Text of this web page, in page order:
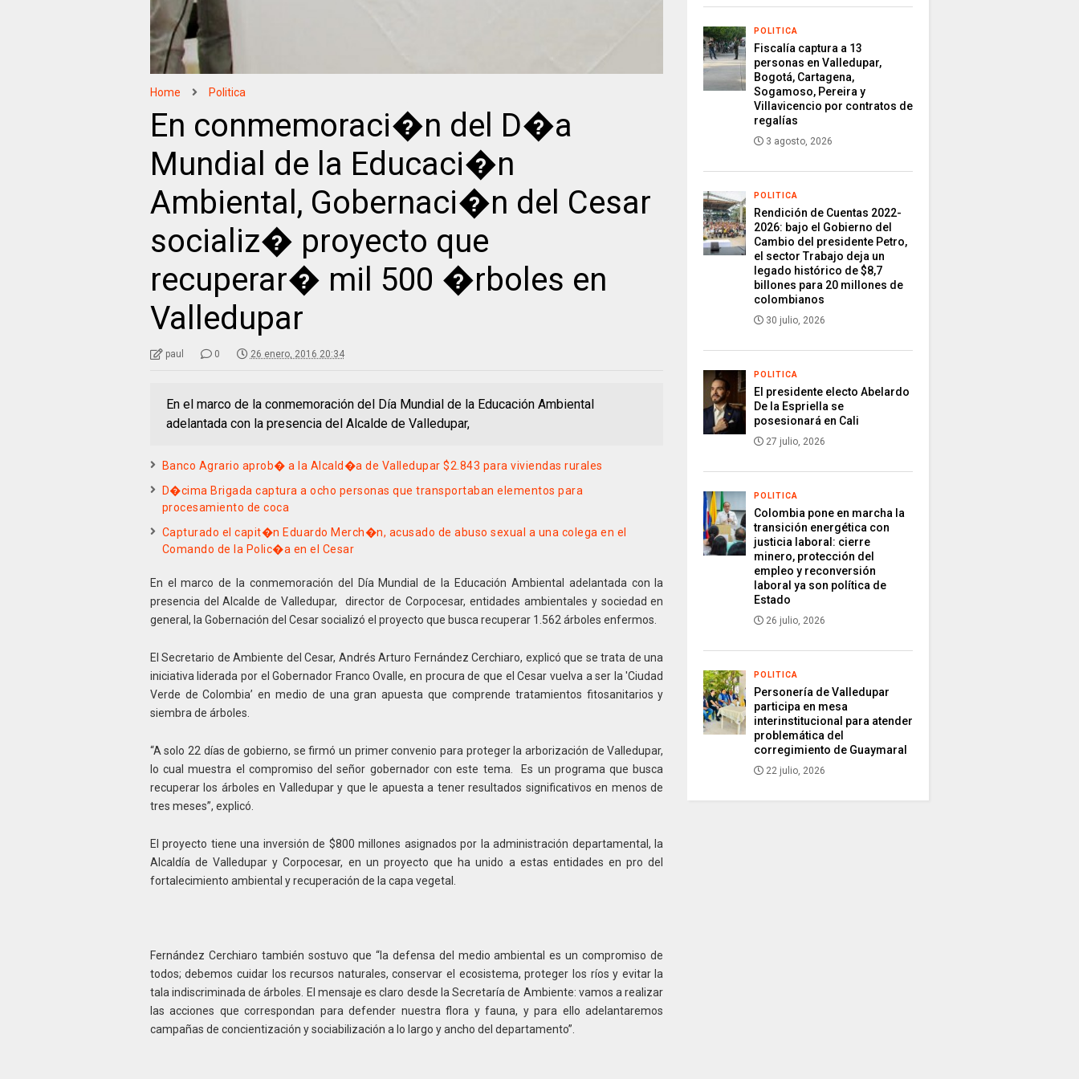
Home Politica
En conmemoraci�n del D�a
Mundial de la Educaci�n
Ambiental, Gobernaci�n del Cesar
socializ� proyecto que
recuperar� mil 500 �rboles en
Valledupar
paul 0 26 enero, 2016 20:34
En el marco de la conmemoración del Día Mundial de la Educación Ambiental
adelantada con la presencia del Alcalde de Valledupar,
Banco Agrario aprob� a la Alcald�a de Valledupar $2.843 para viviendas rurales
D�cima Brigada captura a ocho personas que transportaban elementos para
procesamiento de coca
Capturado el capit�n Eduardo Merch�n, acusado de abuso sexual a una colega en el
Comando de la Polic�a en el Cesar
En el marco de la conmemoración del Día Mundial de la Educación Ambiental adelantada con la
presencia del Alcalde de Valledupar, director de Corpocesar, entidades ambientales y sociedad en
general, la Gobernación del Cesar socializó el proyecto que busca recuperar 1.562 árboles enfermos.
El Secretario de Ambiente del Cesar, Andrés Arturo Fernández Cerchiaro, explicó que se trata de una
iniciativa liderada por el Gobernador Franco Ovalle, en procura de que el Cesar vuelva a ser la 'Ciudad
Verde de Colombia’ en medio de una gran apuesta que comprende tratamientos fitosanitarios y
siembra de árboles.
“A solo 22 días de gobierno, se firmó un primer convenio para proteger la arborización de Valledupar,
lo cual muestra el compromiso del señor gobernador con este tema. Es un programa que busca
recuperar los árboles en Valledupar y que le apuesta a tener resultados significativos en menos de
tres meses”, explicó.
El proyecto tiene una inversión de $800 millones asignados por la administración departamental, la
Alcaldía de Valledupar y Corpocesar, en un proyecto que ha unido a estas entidades en pro del
fortalecimiento ambiental y recuperación de la capa vegetal.
Fernández Cerchiaro también sostuvo que “la defensa del medio ambiental es un compromiso de
todos; debemos cuidar los recursos naturales, conservar el ecosistema, proteger los ríos y evitar la
tala indiscriminada de árboles. El mensaje es claro desde la Secretaría de Ambiente: vamos a realizar
las acciones que correspondan para defender nuestra flora y fauna, y para ello adelantaremos
campañas de concientización y sociabilización a lo largo y ancho del departamento”.
POLITICA
Fiscalía captura a 13
personas en Valledupar,
Bogotá, Cartagena,
Sogamoso, Pereira y
Villavicencio por contratos de
regalías
3 agosto, 2026
POLITICA
Rendición de Cuentas 2022-
2026: bajo el Gobierno del
Cambio del presidente Petro,
el sector Trabajo deja un
legado histórico de $8,7
billones para 20 millones de
colombianos
30 julio, 2026
POLITICA
El presidente electo Abelardo
De la Espriella se
posesionará en Cali
27 julio, 2026
POLITICA
Colombia pone en marcha la
transición energética con
justicia laboral: cierre
minero, protección del
empleo y reconversión
laboral ya son política de
Estado
26 julio, 2026
POLITICA
Personería de Valledupar
participa en mesa
interinstitucional para atender
problemática del
corregimiento de Guaymaral
22 julio, 2026